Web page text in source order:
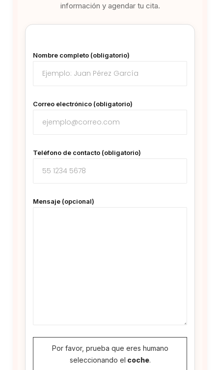
información y agendar tu cita.
Nombre completo (obligatorio)
Correo electrónico (obligatorio)
Teléfono de contacto (obligatorio)
Mensaje (opcional)
Por favor, prueba que eres humano
seleccionando el coche.